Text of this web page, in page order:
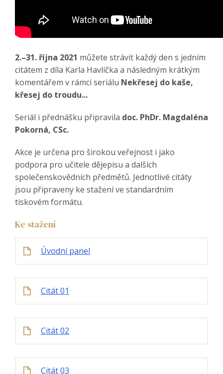
2.–31. října 2021 můžete strávit každý den s jedním
citátem z díla Karla Havlíčka a následným krátkým
komentářem v rámci seriálu Nekřesej do kaše,
křesej do troudu...
Seriál i přednášku připravila doc. PhDr. Magdaléna
Pokorná, CSc.
Akce je určena pro širokou veřejnost i jako
podpora pro učitele dějepisu a dalších
společenskovědních předmětů. Jednotlivé citáty
jsou připraveny ke stažení ve standardním
tiskovém formátu.
Ke stažení
Úvodní panel
Citát 01
Citát 02
Citát 03